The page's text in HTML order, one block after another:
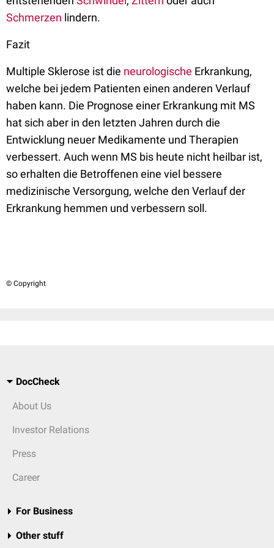
Schmerzen lindern.
Fazit
Multiple Sklerose ist die neurologische Erkrankung,
welche bei jedem Patienten einen anderen Verlauf
haben kann. Die Prognose einer Erkrankung mit MS
hat sich aber in den letzten Jahren durch die
Entwicklung neuer Medikamente und Therapien
verbessert. Auch wenn MS bis heute nicht heilbar ist,
so erhalten die Betroffenen eine viel bessere
medizinische Versorgung, welche den Verlauf der
Erkrankung hemmen und verbessern soll.
© Copyright
DocCheck
About Us
Investor Relations
Press
Career
For Business
Other stuff